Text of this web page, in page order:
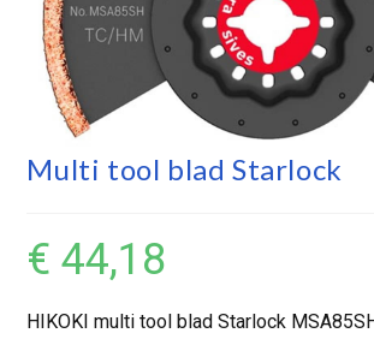
Multi tool blad Starlock
€ 44,18
HIKOKI multi tool blad Starlock